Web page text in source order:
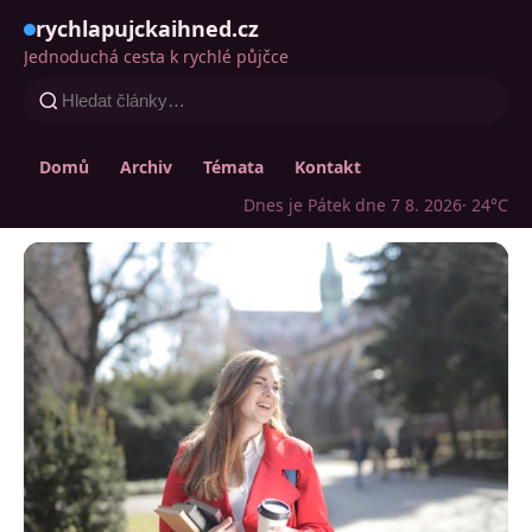
rychlapujckaihned.cz
Jednoduchá cesta k rychlé půjčce
Domů Archiv Témata
Kontakt
Dnes je Pátek dne 7 8. 2026· 24°C